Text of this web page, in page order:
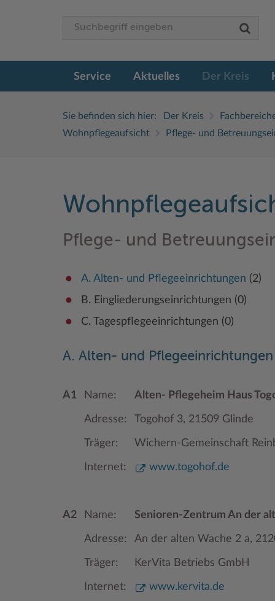
Service Aktuelles Der Kreis
Sie befinden sich hier: Der Kreis
Wohnpflegeaufsicht
Pflege- und
Pflege- und
A. Alten- und Pflegeeinrichtungen (2)
B. Eingliederungseinrichtungen (0)
C. Tagespflegeeinrichtungen (0)
A. Alten- und Pflegeeinrichtungen
A1 Name: Alten- Pflegeheim Haus
Adresse: Togohof 3, 21509 Glinde
Träger: Wichern-Gemeinschaft
Internet: www.togohof.de
A2 Name: Senioren-Zentrum An der
Adresse: An der alten Wache 2 a,
Träger: KerVita Betriebs GmbH
Internet: www.kervita.de